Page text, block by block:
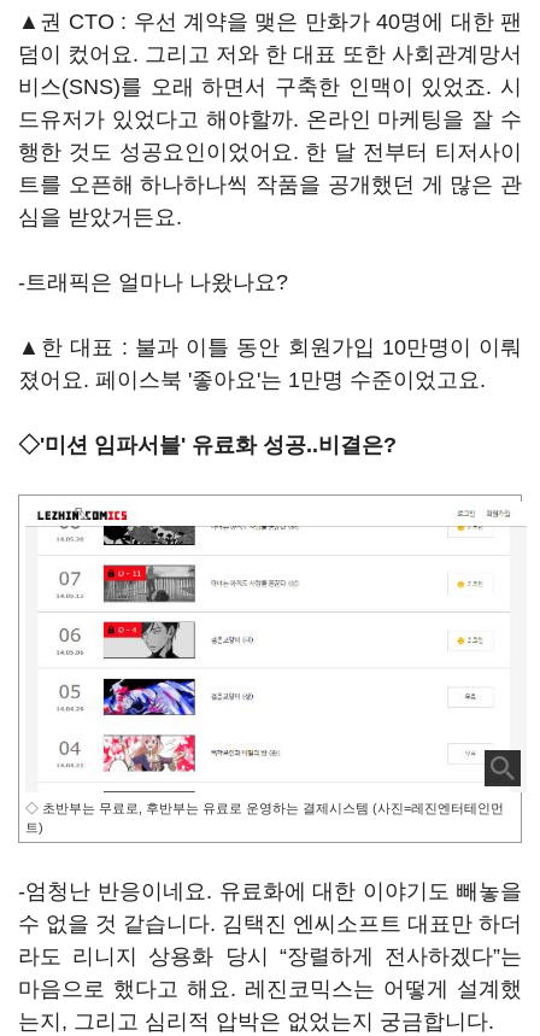
▲권 CTO : 우선 계약을 맺은 만화가 40명에 대한 팬
덤이 컸어요. 그리고 저와 한 대표 또한 사회관계망서
비스(SNS)를 오래 하면서 구축한 인맥이 있었죠. 시
드유저가 있었다고 해야할까. 온라인 마케팅을 잘 수
행한 것도 성공요인이었어요. 한 달 전부터 티저사이
트를 오픈해 하나하나씩 작품을 공개했던 게 많은 관
심을 받았거든요.
-트래픽은 얼마나 나왔나요?
▲한 대표 : 불과 이틀 동안 회원가입 10만명이 이뤄
졌어요. 페이스북 '좋아요'는 1만명 수준이었고요.
◇'미션 임파서블' 유료화 성공..비결은?
◇ 초반부는 무료로, 후반부는 유료로 운영하는 결제시스템 (사진=레진엔터테인먼
트)
-엄청난 반응이네요. 유료화에 대한 이야기도 빼놓을
수 없을 것 같습니다. 김택진 엔씨소프트 대표만 하더
라도 리니지 상용화 당시 “장렬하게 전사하겠다”는
마음으로 했다고 해요. 레진코믹스는 어떻게 설계했
는지, 그리고 심리적 압박은 없었는지 궁금합니다.